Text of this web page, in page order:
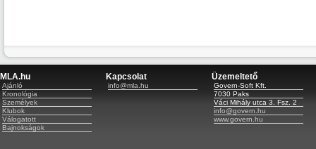
MLA.hu
Ajánló
Kronológia
Személyek
Klubok
Válogatott
Bajnokságok
Kapcsolat
info@mla.hu
Üzemeltető
Govern-Soft Kft.
7030 Paks
Váci Mihály utca 3. Fsz. 2
info@govern.hu
www.govern.hu